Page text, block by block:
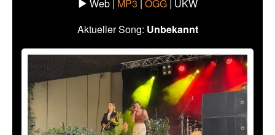
Web | MP3 | OGG | UKW
Aktueller Song: Unbekannt